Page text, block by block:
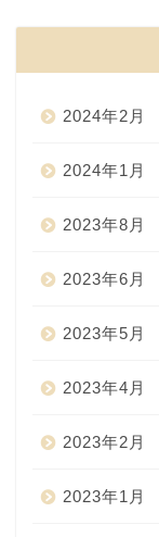
2024年2月
2024年1月
2023年8月
2023年6月
2023年5月
2023年4月
2023年2月
2023年1月